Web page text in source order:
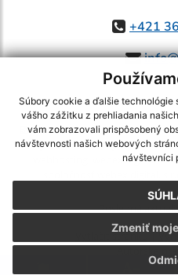
Súbory cookie a ďalšie
vášho zážitku z prehliadania
vám zobrazovali prispôsobený
návštevnosti našich webových
návštevníci
Zmeniť
+421
využite možnosť získavania
CMS systém (redakčný) systém
webex.digital,
Posledná
Vytlačiť stránku|